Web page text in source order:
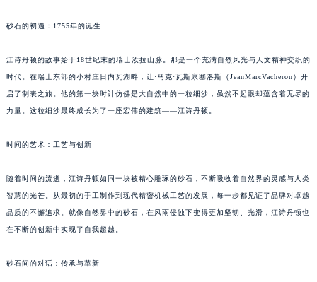
砂石的初遇：1755年的诞生
江诗丹顿的故事始于18世纪末的瑞士汝拉山脉。那是一个充满自然风光与人文精神交织的
时代。在瑞士东部的小村庄日内瓦湖畔，让·马克·瓦斯康塞洛斯（JeanMarcVacheron）开
启了制表之旅。他的第一块时计仿佛是大自然中的一粒细沙，虽然不起眼却蕴含着无尽的
力量。这粒细沙最终成长为了一座宏伟的建筑——江诗丹顿。
时间的艺术：工艺与创新
随着时间的流逝，江诗丹顿如同一块被精心雕琢的砂石，不断吸收着自然界的灵感与人类
智慧的光芒。从最初的手工制作到现代精密机械工艺的发展，每一步都见证了品牌对卓越
品质的不懈追求。就像自然界中的砂石，在风雨侵蚀下变得更加坚韧、光滑，江诗丹顿也
在不断的创新中实现了自我超越。
砂石间的对话：传承与革新